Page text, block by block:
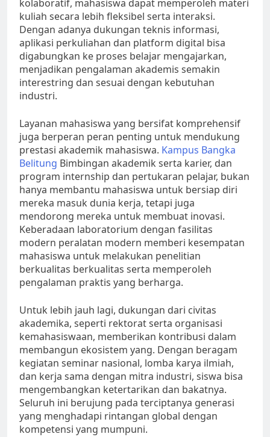
kolaboratif, mahasiswa dapat memperoleh materi
kuliah secara lebih fleksibel serta interaksi.
Dengan adanya dukungan teknis informasi,
aplikasi perkuliahan dan platform digital bisa
digabungkan ke proses belajar mengajarkan,
menjadikan pengalaman akademis semakin
interestring dan sesuai dengan kebutuhan
industri.
Layanan mahasiswa yang bersifat komprehensif
juga berperan peran penting untuk mendukung
prestasi akademik mahasiswa. Kampus Bangka
Belitung Bimbingan akademik serta karier, dan
program internship dan pertukaran pelajar, bukan
hanya membantu mahasiswa untuk bersiap diri
mereka masuk dunia kerja, tetapi juga
mendorong mereka untuk membuat inovasi.
Keberadaan laboratorium dengan fasilitas
modern peralatan modern memberi kesempatan
mahasiswa untuk melakukan penelitian
berkualitas berkualitas serta memperoleh
pengalaman praktis yang berharga.
Untuk lebih jauh lagi, dukungan dari civitas
akademika, seperti rektorat serta organisasi
kemahasiswaan, memberikan kontribusi dalam
membangun ekosistem yang. Dengan beragam
kegiatan seminar nasional, lomba karya ilmiah,
dan kerja sama dengan mitra industri, siswa bisa
mengembangkan ketertarikan dan bakatnya.
Seluruh ini berujung pada terciptanya generasi
yang menghadapi rintangan global dengan
kompetensi yang mumpuni.